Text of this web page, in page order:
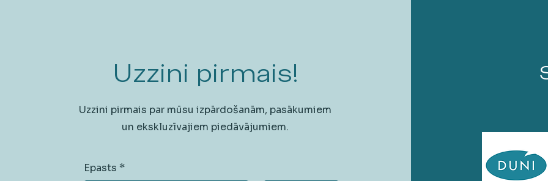
Uzzini pirmais!
Uzzini pirmais par mūsu izpārdošanām, pasākumiem
un ekskluzīvajiem piedāvājumiem.
Epasts *